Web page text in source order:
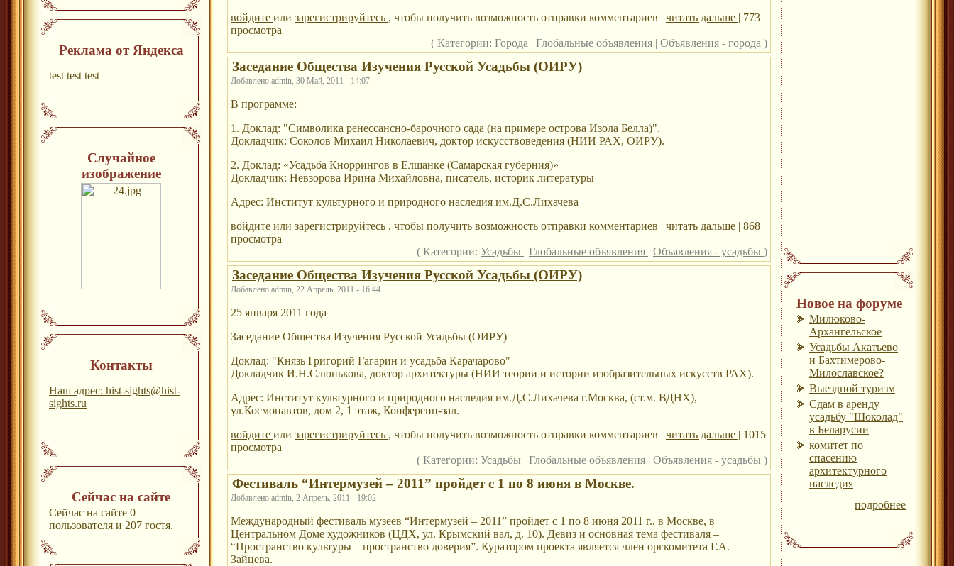
Реклама от Яндекса
test test test
Случайное
изображение
Контакты
Наш адрес: hist-sights@hist-
sights.ru
Сейчас на сайте
Сейчас на сайте 0
пользователя и 207 гостя.
войдите или зарегистрируйтесь , чтобы получить возможность отправки комментариев | читать дальше | 773
просмотра
( Категории: Города | Глобальные объявления | Объявления - города )
Заседание Общества Изучения Русской Усадьбы (ОИРУ)
Добавлено admin, 30 Май, 2011 - 14:07
В программе:
1. Доклад: "Символика ренессансно-барочного сада (на примере острова Изола Белла)".
Докладчик: Соколов Михаил Николаевич, доктор искусствоведения (НИИ РАХ, ОИРУ).
2. Доклад: «Усадьба Кноррингов в Елшанке (Самарская губерния)»
Докладчик: Невзорова Ирина Михайловна, писатель, историк литературы
Адрес: Институт культурного и природного наследия им.Д.С.Лихачева
войдите или зарегистрируйтесь , чтобы получить возможность отправки комментариев | читать дальше | 868
просмотра
( Категории: Усадьбы | Глобальные объявления | Объявления - усадьбы )
Заседание Общества Изучения Русской Усадьбы (ОИРУ)
Добавлено admin, 22 Апрель, 2011 - 16:44
25 января 2011 года
Заседание Общества Изучения Русской Усадьбы (ОИРУ)
Доклад: "Князь Григорий Гагарин и усадьба Карачарово"
Докладчик И.Н.Слюнькова, доктор архитектуры (НИИ теории и истории изобразительных искусств РАХ).
Адрес: Институт культурного и природного наследия им.Д.С.Лихачева г.Москва, (ст.м. ВДНХ),
ул.Космонавтов, дом 2, 1 этаж, Конференц-зал.
войдите или зарегистрируйтесь , чтобы получить возможность отправки комментариев | читать дальше | 1015
просмотра
( Категории: Усадьбы | Глобальные объявления | Объявления - усадьбы )
Фестиваль “Интермузей – 2011” пройдет с 1 по 8 июня в Москве.
Добавлено admin, 2 Апрель, 2011 - 19:02
Международный фестиваль музеев “Интермузей – 2011” пройдет с 1 по 8 июня 2011 г., в Москве, в
Центральном Доме художников (ЦДХ, ул. Крымский вал, д. 10). Девиз и основная тема фестиваля –
“Пространство культуры – пространство доверия”. Куратором проекта является член оргкомитета Г.А.
Зайцева.
Новое на форуме
Милюково-
Архангельское
Усадьбы Акатьево
и Бахтимерово-
Милославское?
Выездной туризм
Сдам в аренду
усадьбу "Шоколад"
в Беларусии
комитет по
спасению
архитектурного
наследия
подробнее